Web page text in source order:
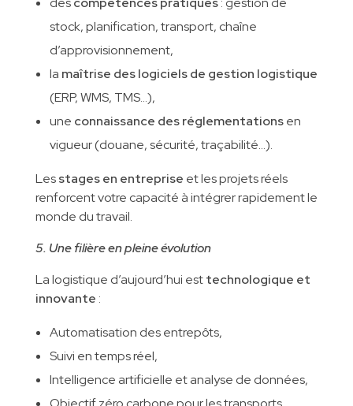
stock, planification, transport, chaîne
d’approvisionnement,
la maîtrise des logiciels de gestion logistique
(ERP, WMS, TMS…),
une connaissance des réglementationsen
vigueur (douane, sécurité, traçabilité…).
Lesstages en entreprise et les projets réels
renforcent votre capacité à intégrer rapidement le
monde du travail.
5. Une filière en pleine évolution
La logistique d’aujourd’hui esttechnologique et
innovante :
Automatisation des entrepôts,
Suivi en temps réel,
Intelligence artificielle et analyse de données,